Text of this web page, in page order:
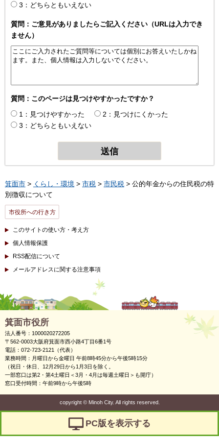
3：どちらともいえない
質問：ご意見がありましたらご記入ください（URLは入力でき
ません）
質問：このページは見つけやすかったですか？
1：見つけやすかった
2：見つけにくかった
3：どちらともいえない
箕面市 > くらし・環境 > 市税 > 市民税 > 公的年金からの住民税の特
別徴収について
市役所への行き方
このサイトの使い方・考え方
個人情報保護
RSS配信について
メールアドレスに関する注意事項
箕面市役所
法人番号：1000020272205
〒562-0003大阪府箕面市西小路4丁目6番1号
電話：072-723-2121（代表）
業務時間：月曜日から金曜日 午前8時45分から午後5時15分
（祝日・休日、12月29日から1月3日を除く。
一部窓口は第2・第4土曜日＜3月・4月は毎週土曜日＞も開庁）
窓口受付時間：午前9時から午後5時
copyright ©Minoh City. All rights reserved.
PC版を表示する